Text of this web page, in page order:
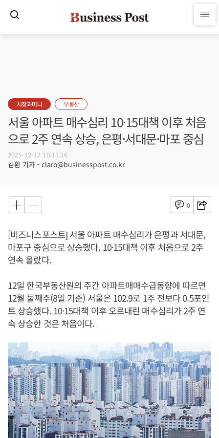
시장과머니 부동산
서울 아파트 매수심리 10·15대책 이후 처음
으로 2주 연속 상승, 은평·서대문·마포 중심
2025-12-12 10:11:16
김환 기자 - claro@businesspost.co.kr
0
[비즈니스포스트] 서울 아파트 매수심리가 은평과 서대문,
마포구 중심으로 상승했다. 10·15대책 이후 처음으로 2주
연속 올랐다.
12일 한국부동산원의 주간 아파트매매수급동향에 따르면
12월 둘째주(8일 기준) 서울은 102.9로 1주 전보다 0.5포인
트 상승했다. 10·15대책 이후 오르내린 매수심리가 2주 연
속 상승한 것은 처음이다.